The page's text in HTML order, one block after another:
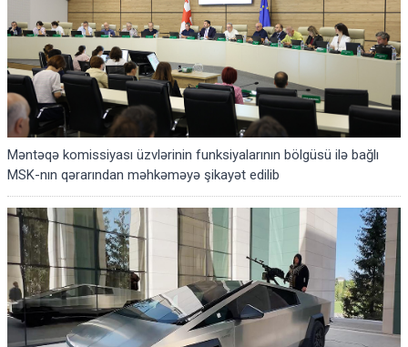
Məntəqə komissiyası üzvlərinin funksiyalarının bölgüsü ilə bağlı
MSK-nın qərarından məhkəməyə şikayət edilib